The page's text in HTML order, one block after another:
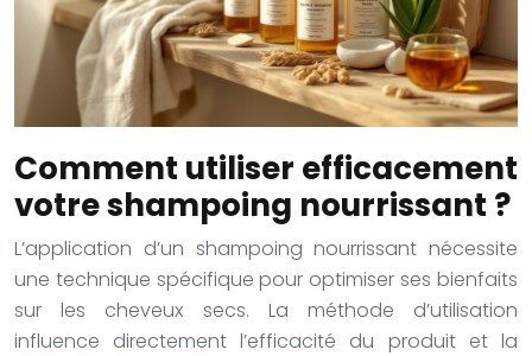
Comment utiliser efficacement
votre shampoing nourrissant ?
L’application d’un shampoing nourrissant nécessite
une technique spécifique pour optimiser ses bienfaits
sur les cheveux secs. La méthode d’utilisation
influence directement l’efficacité du produit et la